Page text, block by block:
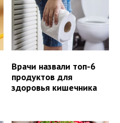
Врачи назвали топ-6
продуктов для
здоровья кишечника